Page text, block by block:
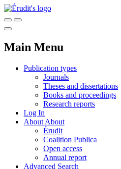
Main Menu
Publication types
Journals
Theses and dissertations
Books and proceedings
Research reports
Log In
About About
Érudit
Coalition Publica
Open access
Annual report
Advanced Search